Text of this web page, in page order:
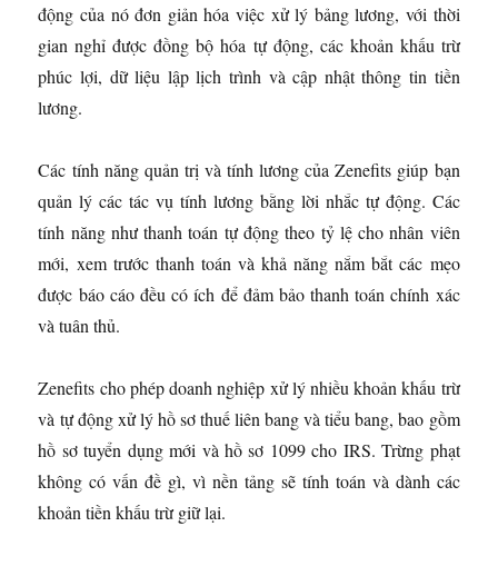
động của nó đơn giản hóa việc xử lý bảng lương, với thời
gian nghỉ được đồng bộ hóa tự động, các khoản khấu trừ
phúc lợi, dữ liệu lập lịch trình và cập nhật thông tin tiền
lương.
Các tính năng quản trị và tính lương của Zenefits giúp bạn
quản lý các tác vụ tính lương bằng lời nhắc tự động. Các
tính năng như thanh toán tự động theo tỷ lệ cho nhân viên
mới, xem trước thanh toán và khả năng nắm bắt các mẹo
được báo cáo đều có ích để đảm bảo thanh toán chính xác
và tuân thủ.
Zenefits cho phép doanh nghiệp xử lý nhiều khoản khấu trừ
và tự động xử lý hồ sơ thuế liên bang và tiểu bang, bao gồm
hồ sơ tuyển dụng mới và hồ sơ 1099 cho IRS. Trừng phạt
không có vấn đề gì, vì nền tảng sẽ tính toán và dành các
khoản tiền khấu trừ giữ lại.